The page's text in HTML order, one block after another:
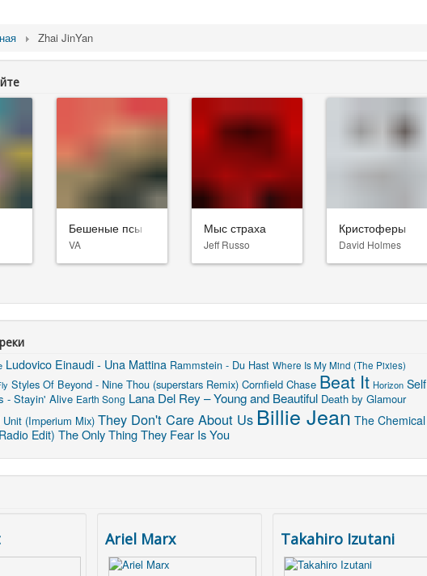
Zhai JinYan
Бешеные псы
VA
Мыс страха
Jeff Russo
Кристоферы
David Holmes
Ludovico Einaudi - Una Mattina Rammstein - Du Hast Where Is My Mind (The Pixies)
Styles Of Beyond - Nine Thou (superstars Remix) Cornfield Chase Beat It Horizon Self
- Stayin' Alive Earth Song Lana Del Rey – Young and Beautiful Death by Glamour
Unit (Imperium Mix) They Don't Care About Us Billie Jean The Chemical
Edit) The Only Thing They Fear Is You
Ariel Marx Takahiro Izutani